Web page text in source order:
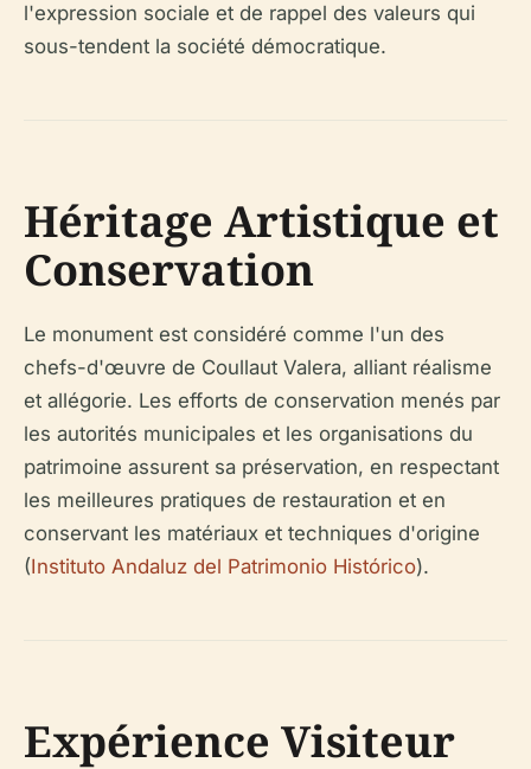
l'expression sociale et de rappel des valeurs qui
sous-tendent la société démocratique.
Héritage Artistique et
Conservation
Le monument est considéré comme l'un des
chefs-d'œuvre de Coullaut Valera, alliant réalisme
et allégorie. Les efforts de conservation menés par
les autorités municipales et les organisations du
patrimoine assurent sa préservation, en respectant
les meilleures pratiques de restauration et en
conservant les matériaux et techniques d'origine
(Instituto Andaluz del Patrimonio Histórico).
Expérience Visiteur